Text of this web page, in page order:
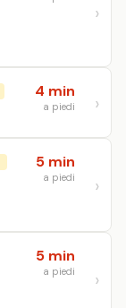
4 min
a piedi
5 min
a piedi
5 min
a piedi